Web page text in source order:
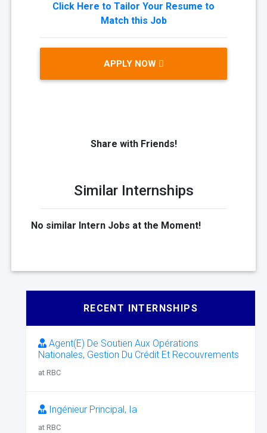
Click Here to Tailor Your Resume to
Match this Job
APPLY NOW
Share with Friends!
Similar Internships
No similar Intern Jobs at the Moment!
RECENT INTERNSHIPS
Agent(E) De Soutien Aux Opérations
Nationales, Gestion Du Crédit Et Recouvrements
at RBC
Ingénieur Principal, Ia
at RBC